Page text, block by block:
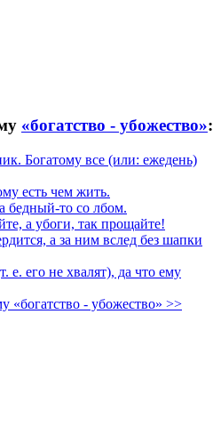
«богатство - убожество»:
Богатому все (или: ежедень)
есть чем жить.
бедный-то со лбом.
а убоги, так прощайте!
а за ним вслед без шапки
е. его не хвалят), да что ему
«богатство - убожество» >>